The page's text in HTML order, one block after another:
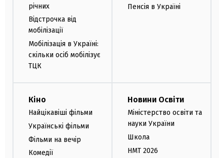
річних
Відстрочка від
мобілізації
Мобілізація в Україні:
скільки осіб мобілізує
ТЦК
Пенсія в Україні
Кіно
Найцікавіші фільми
Українські фільми
Фільми на вечір
Комедії
Новини Освіти
Міністерство освіти та
науки України
Школа
НМТ 2026